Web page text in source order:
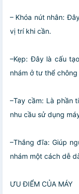
– Khóa nút nhân:
vị trí khi cần.
–Kẹp: Đây là cấu
nhám ở tư thể
–Tay cầm: Là phần
nhu cầu sử dụng
–Thắng đĩa: Giúp
nhám một cách dễ
ƯU ĐIỂM CỦA MÁY